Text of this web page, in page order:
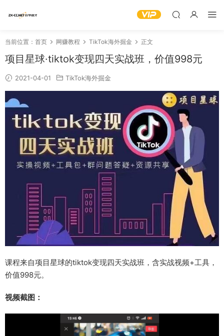
当前位置： 首页 网赚教程 TikTok海外掘金 正文
项目星球·tiktok变现四天实战班，价值998元
2021-04-01 TikTok海外掘金
课程来自项目星球的tiktok变现四天实战班，含实战视频+工具，
价值998元。
视频截图：